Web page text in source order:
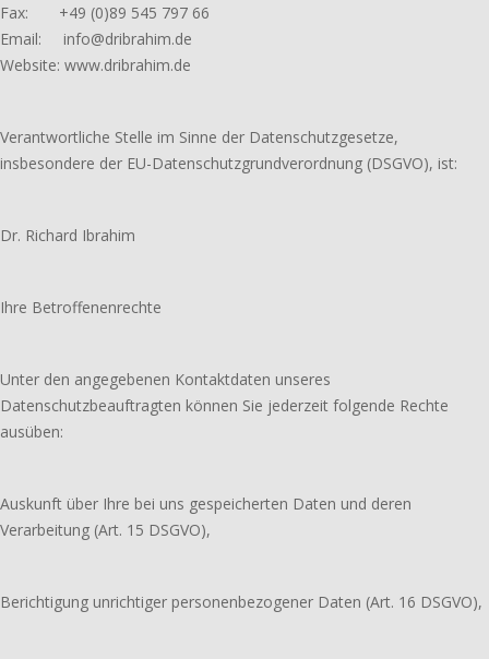
Fax: +49 (0)89 545 797 66
Email: info@dribrahim.de
Website: www.dribrahim.de
Verantwortliche Stelle im Sinne der Datenschutzgesetze,
insbesondere der EU-Datenschutzgrundverordnung (DSGVO), ist:
Dr. Richard Ibrahim
Ihre Betroffenenrechte
Unter den angegebenen Kontaktdaten unseres
Datenschutzbeauftragten können Sie jederzeit folgende Rechte
ausüben:
Auskunft über Ihre bei uns gespeicherten Daten und deren
Verarbeitung (Art. 15 DSGVO),
Berichtigung unrichtiger personenbezogener Daten (Art. 16 DSGVO),